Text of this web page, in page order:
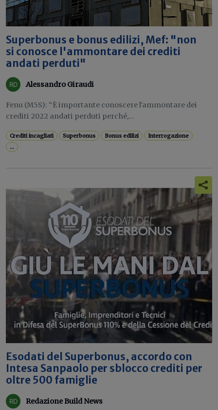
Superbonus e bonus edilizi, Mef: "non
si conosce l'ammontare dei crediti
andati perduti"
Alessandro Giraudi
Fenu (M5S): “È importante conoscere l'ammontare dei
crediti 2022 andati perduti perché,...
Crediti incagliati Superbonus Bonus edilizi
Interrogazione
...
Esodati del Superbonus, accordo con
Intesa Sanpaolo per sblocco crediti per
oltre 500 famiglie
Redazione Build News